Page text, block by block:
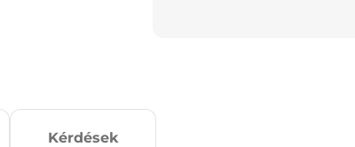
Kérdések